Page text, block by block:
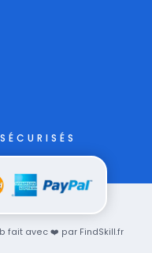
fait avec ❤️ par FindSkill.fr